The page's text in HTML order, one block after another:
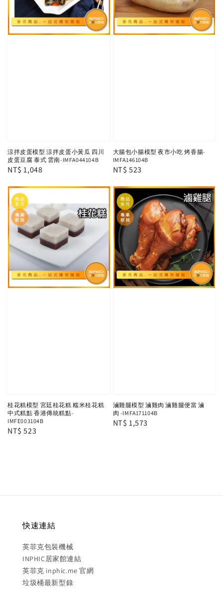
涼拌皮蛋模型 涼拌皮蛋小黃瓜 四川
皮蛋豆腐 泰式 雲南-IMFA044104B
Regular
NT$ 1,048
大腸包小腸模型 夜市小吃 烤香腸-
IMFA146104B
Regular
NT$ 523
桂花糕模型 宮廷桂花糕 糯米桂花糕
中式糕點 香港傳統糕點-
IMFE003104B
Regular
NT$ 523
滷雞腿模型 滷雞肉 滷雞腿便當 滷
肉 -IMFA171104B
Regular
NT$ 1,573
快速連結
英菲克包裝機械
INPHIC居家館連結
英菲克 inphic.me 官網
垃圾桶最新型錄